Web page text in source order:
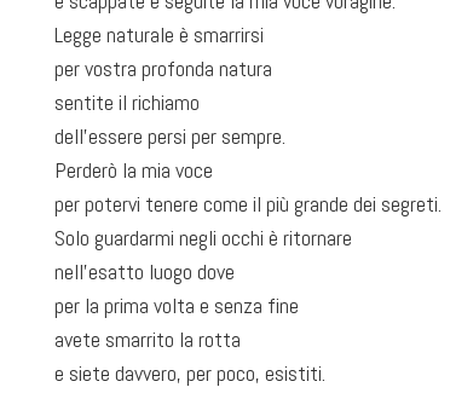
Legge naturale è smarrirsi
per vostra profonda natura
sentite il richiamo
dell’essere persi per sempre.
Perderò la mia voce
per potervi tenere come il più grande dei segreti.
Solo guardarmi negli occhi è ritornare
nell’esatto luogo dove
per la prima volta e senza fine
avete smarrito la rotta
e siete davvero, per poco, esistiti.